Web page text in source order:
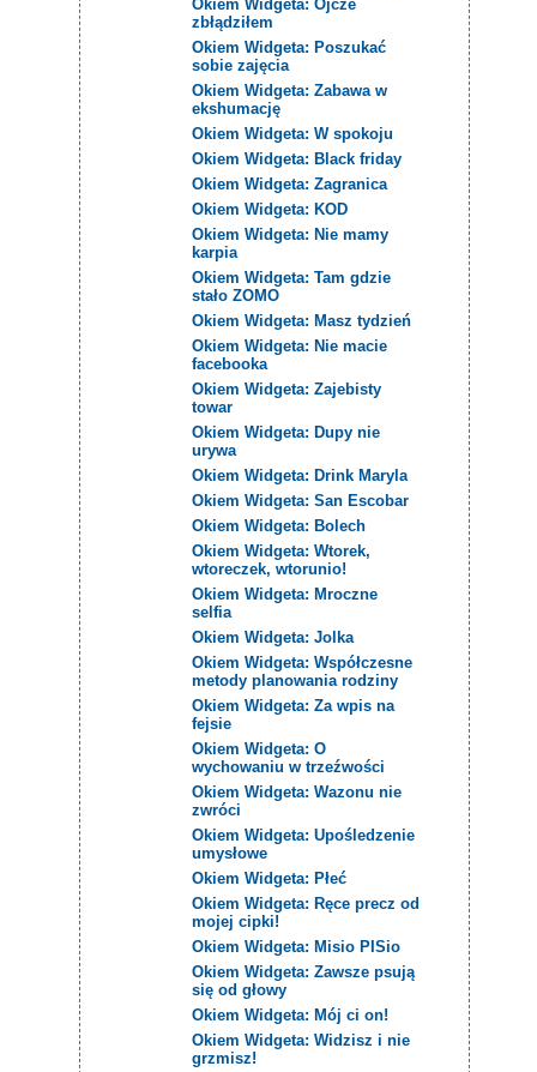
Okiem Widgeta: Ojcze
zbłądziłem
Okiem Widgeta: Poszukać
sobie zajęcia
Okiem Widgeta: Zabawa w
ekshumację
Okiem Widgeta: W spokoju
Okiem Widgeta: Black friday
Okiem Widgeta: Zagranica
Okiem Widgeta: KOD
Okiem Widgeta: Nie mamy
karpia
Okiem Widgeta: Tam gdzie
stało ZOMO
Okiem Widgeta: Masz tydzień
Okiem Widgeta: Nie macie
facebooka
Okiem Widgeta: Zajebisty
towar
Okiem Widgeta: Dupy nie
urywa
Okiem Widgeta: Drink Maryla
Okiem Widgeta: San Escobar
Okiem Widgeta: Bolech
Okiem Widgeta: Wtorek,
wtoreczek, wtorunio!
Okiem Widgeta: Mroczne
selfia
Okiem Widgeta: Jolka
Okiem Widgeta: Współczesne
metody planowania rodziny
Okiem Widgeta: Za wpis na
fejsie
Okiem Widgeta: O
wychowaniu w trzeźwości
Okiem Widgeta: Wazonu nie
zwróci
Okiem Widgeta: Upośledzenie
umysłowe
Okiem Widgeta: Płeć
Okiem Widgeta: Ręce precz od
mojej cipki!
Okiem Widgeta: Misio PISio
Okiem Widgeta: Zawsze psują
się od głowy
Okiem Widgeta: Mój ci on!
Okiem Widgeta: Widzisz i nie
grzmisz!